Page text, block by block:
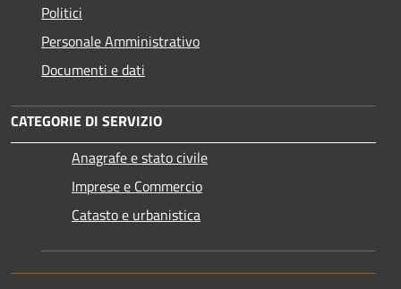
Politici
Personale Amministrativo
Documenti e dati
CATEGORIE DI SERVIZIO
Anagrafe e stato civile
Imprese e Commercio
Catasto e urbanistica